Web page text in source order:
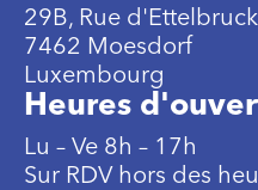
29B, Rue d'Ettelbruck
7462 Moesdorf
Luxembourg
Heures
Lu – Ve 8h – 17h
Sur RDV hors des